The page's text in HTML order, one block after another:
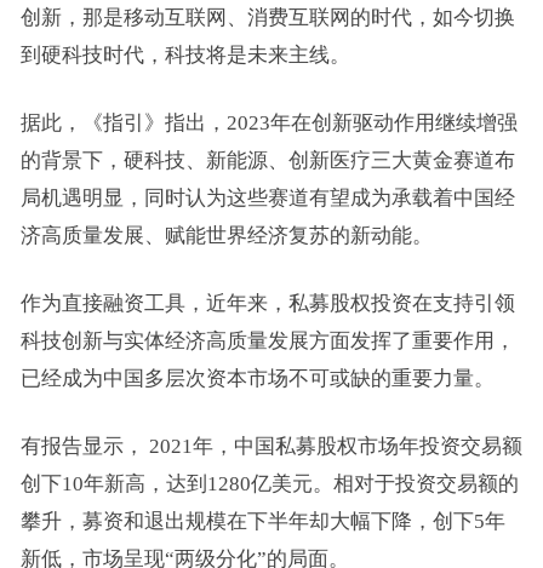
创新，那是移动互联网、消费互联网的时代，如今切换
到硬科技时代，科技将是未来主线。
据此，《指引》指出，2023年在创新驱动作用继续增强
的背景下，硬科技、新能源、创新医疗三大黄金赛道布
局机遇明显，同时认为这些赛道有望成为承载着中国经
济高质量发展、赋能世界经济复苏的新动能。
作为直接融资工具，近年来，私募股权投资在支持引领
科技创新与实体经济高质量发展方面发挥了重要作用，
已经成为中国多层次资本市场不可或缺的重要力量。
有报告显示， 2021年，中国私募股权市场年投资交易额
创下10年新高，达到1280亿美元。相对于投资交易额的
攀升，募资和退出规模在下半年却大幅下降，创下5年
新低，市场呈现“两级分化”的局面。